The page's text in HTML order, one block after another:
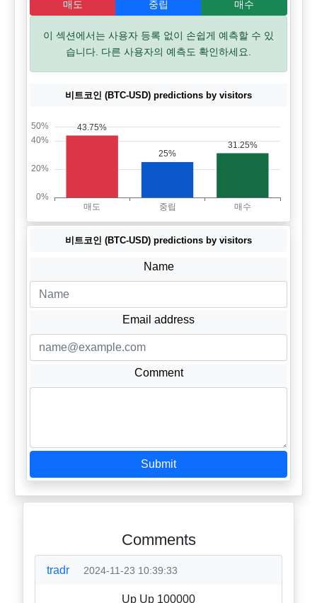
매도 중립 매수
이 섹션에서는 사용자 등록 없이 손쉽게 예측할 수 있
습니다. 다른 사용자의 예측도 확인하세요.
비트코인 (BTC-USD) predictions by visitors
비트코인 (BTC-USD) predictions by visitors
Name
Email address
Comment
Submit
Comments
tradr 2024-11-23 10:39:33
Up Up 100000